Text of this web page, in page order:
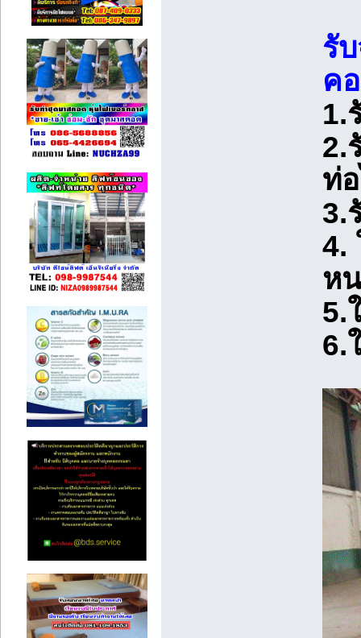
รั
ค
1.
2.
ท่
3.
4.
ห
5.
6.